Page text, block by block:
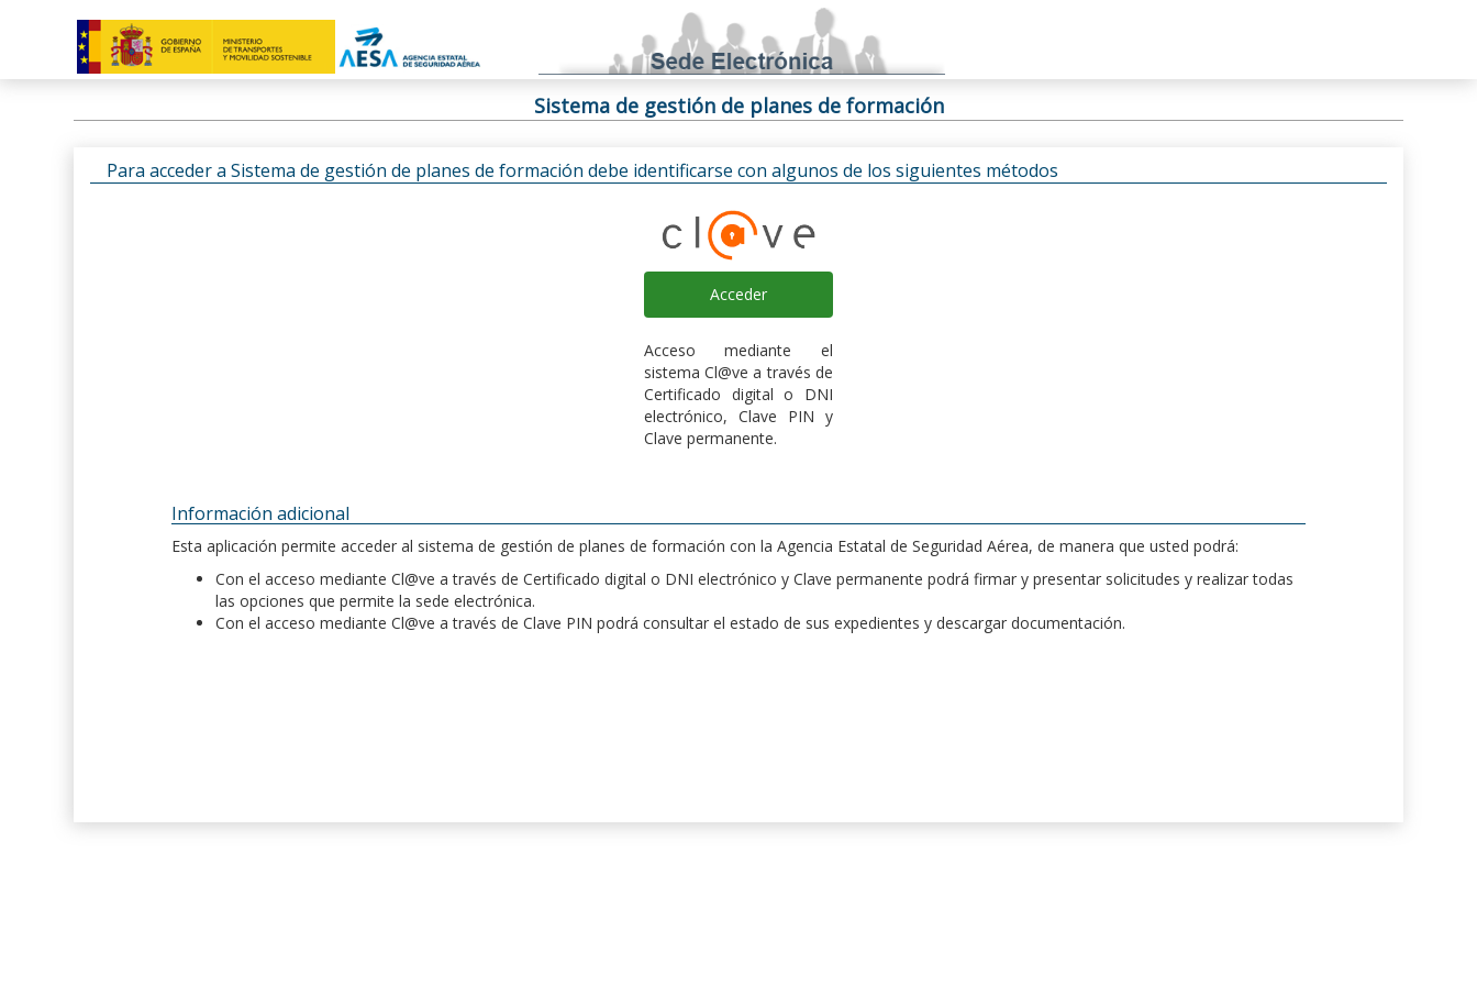
Sistema de gestión de planes de formación
Para acceder a Sistema de gestión de planes de formación debe identificarse con algunos de los siguientes métodos
Acceder
Acceso mediante el
sistema Cl@ve a través de
Certificado digital o DNI
electrónico, Clave PIN y
Clave permanente.
Información adicional
Esta aplicación permite acceder al sistema de gestión de planes de formación con la Agencia Estatal de Seguridad Aérea, de manera que usted podrá:
Con el acceso mediante Cl@ve a través de Certificado digital o DNI electrónico y Clave permanente podrá firmar y presentar solicitudes y realizar todas
las opciones que permite la sede electrónica.
Con el acceso mediante Cl@ve a través de Clave PIN podrá consultar el estado de sus expedientes y descargar documentación.